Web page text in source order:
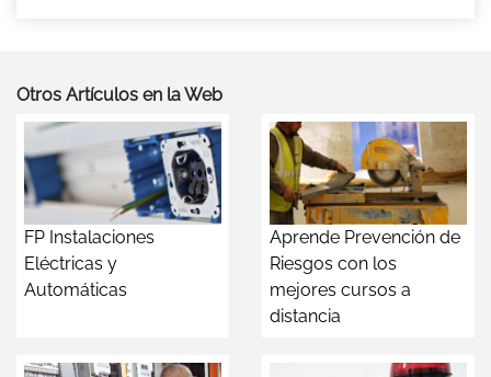
Otros Artículos en la Web
FP Instalaciones
Eléctricas y
Automáticas
Aprende Prevención de
Riesgos con los
mejores cursos a
distancia